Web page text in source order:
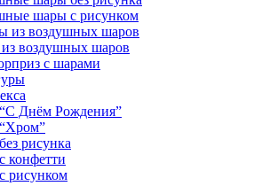
шары с рисунком
из воздушных шаров
воздушных шаров
с шарами
Днём Рождения”
рисунка
конфетти
рисунком